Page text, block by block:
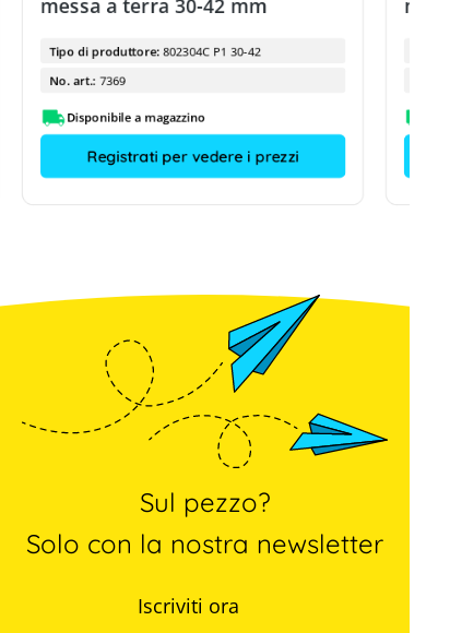
messa a terra 30-42 mm
Tipo di produttore: 802304C P1 30-42
No. art.: 7369
Disponibile a magazzino
Registrati per vedere i prezzi
Sul pezzo?
Solo con la nostra newsletter
Iscriviti ora